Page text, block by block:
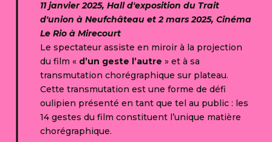
11 janvier 2025, Hall d'exposition du Trait
d'union à Neufchâteau et 2 mars 2025, Cinéma
Le Rio à Mirecourt
Le spectateur assiste en miroir à la projection
du film « d’un geste l’autre» et à sa
transmutation chorégraphique sur plateau.
Cette transmutation est une forme de défi
oulipien présenté en tant que tel au public : les
14 gestes du film constituent l’unique matière
chorégraphique.